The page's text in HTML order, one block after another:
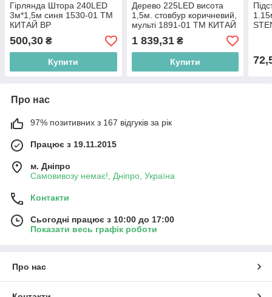
Гірлянда Штора 240LED
3м*1,5м синя 1530-01 ТМ
КИТАЙ BP
500,30 ₴
Купити
Дерево 225LED висота
1,5м. стовбур коричневий,
мульті 1891-01 ТМ КИТАЙ
1 839,31₴
Купити
Про нас
97% позитивних з 167 відгуків за рік
Працює з 19.11.2015
м. Дніпро
Самовивозу немає!, Дніпро, Україна
Контакти
Сьогодні працює з 10:00 до 17:00
Показати весь графік роботи
Про нас